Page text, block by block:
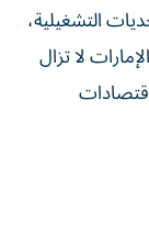
التشغيلية،
لا تزال